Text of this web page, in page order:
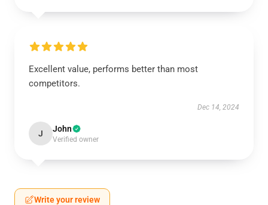
Excellent value, performs better than most
competitors.
Dec 14, 2024
J John
Verified owner
Write your review